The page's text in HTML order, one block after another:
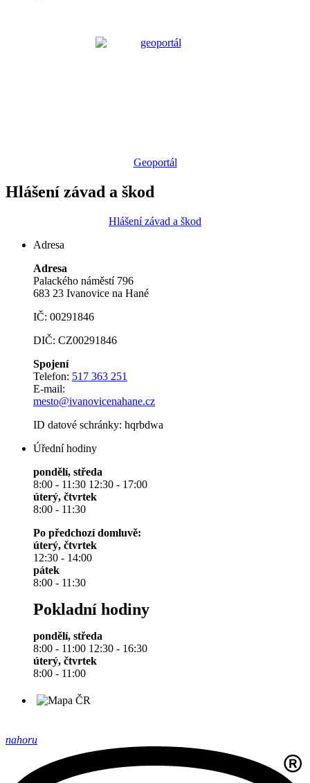
Geoportál
Hlášení závad a škod
Hlášení závad a škod
Adresa
Adresa
Palackého náměstí 796
683 23 Ivanovice na Hané
IČ: 00291846
DIČ: CZ00291846
Spojení
Telefon: 517 363 251
E-mail:
mesto@ivanovicenahane.cz
ID datové schránky: hqrbdwa
Úřední hodiny
pondělí, středa
8:00 - 11:30 12:30 - 17:00
úterý, čtvrtek
8:00 - 11:30
Po předchozí domluvě:
úterý, čtvrtek
12:30 - 14:00
pátek
8:00 - 11:30
Pokladní hodiny
pondělí, středa
8:00 - 11:00 12:30 - 16:30
úterý, čtvrtek
8:00 - 11:00
nahoru